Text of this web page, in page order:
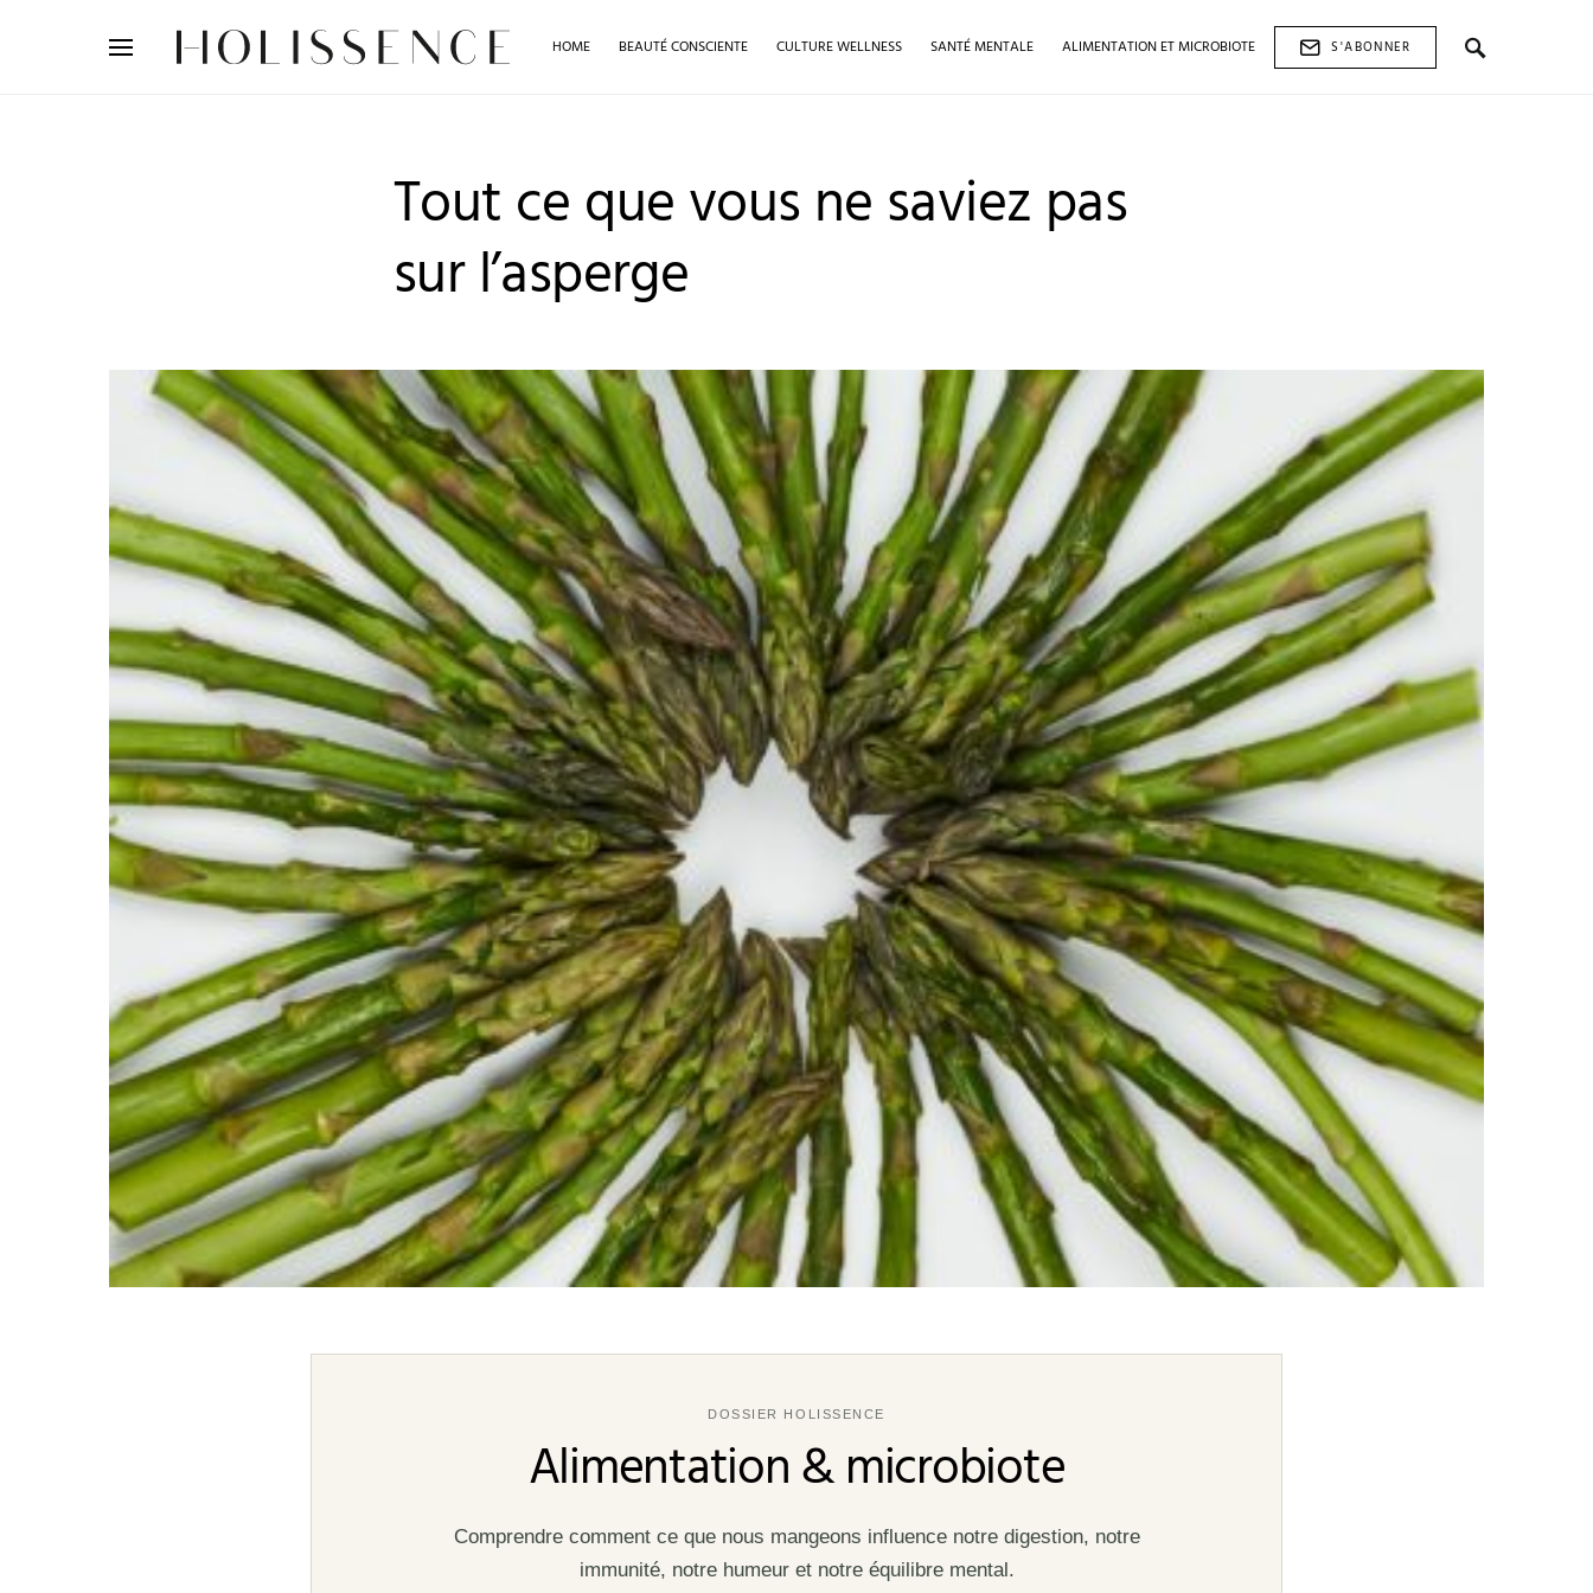
HOME BEAUTÉ CONSCIENTE CULTURE WELLNESS SANTÉ MENTALE ALIMENTATION ET MICROBIOTE
S'ABONNER
Tout ce que vous ne saviez pas
sur l’asperge
DOSSIER HOLISSENCE
Alimentation & microbiote
Comprendre comment ce que nous mangeons influence notre digestion, notre
immunité, notre humeur et notre équilibre mental.